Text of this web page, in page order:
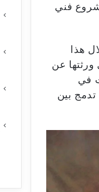
إطار مشروع فني
هذا
ورثتها عن
في
تدمج بين